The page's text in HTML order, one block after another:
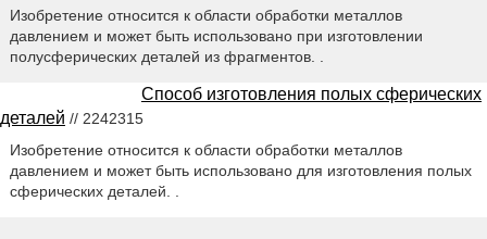
Изобретение относится к области обработки металлов
давлением и может быть использовано при изготовлении
полусферических деталей из фрагментов. .
Способ изготовления полых сферических
деталей // 2242315
Изобретение относится к области обработки металлов
давлением и может быть использовано для изготовления полых
сферических деталей. .